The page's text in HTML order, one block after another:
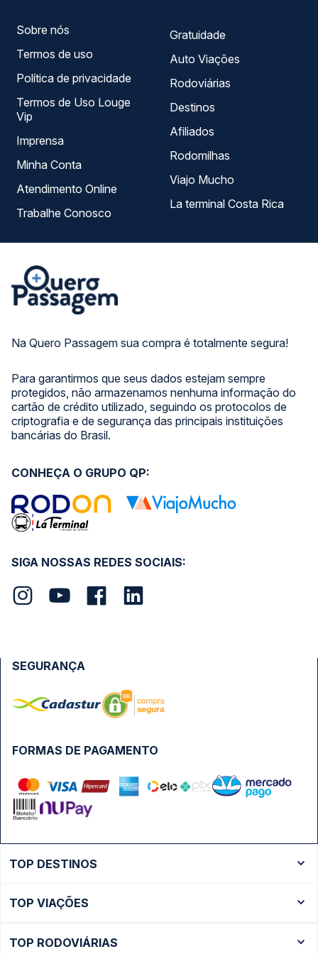
Na Quero Passagem sua compra é totalmente segura!
Para garantirmos que seus dados estejam sempre
protegidos, não armazenamos nenhuma informação do
cartão de crédito utilizado, seguindo os protocolos de
criptografia e de segurança das principais instituições
bancárias do Brasil.
Sobre nós
Termos de uso
Política de privacidade
Termos de Uso Louge
Vip
Imprensa
Minha Conta
Atendimento Online
Trabalhe Conosco
Gratuidade
Auto Viações
Rodoviárias
Destinos
Afiliados
Rodomilhas
Viajo Mucho
La terminal Costa Rica
SIGA NOSSAS REDES SOCIAIS:
CONHEÇA O GRUPO QP:
FORMAS DE PAGAMENTO
SEGURANÇA
TOP DESTINOS
Ônibus São Paulo
TOP VIAÇÕES
TOP RODOVIÁRIAS